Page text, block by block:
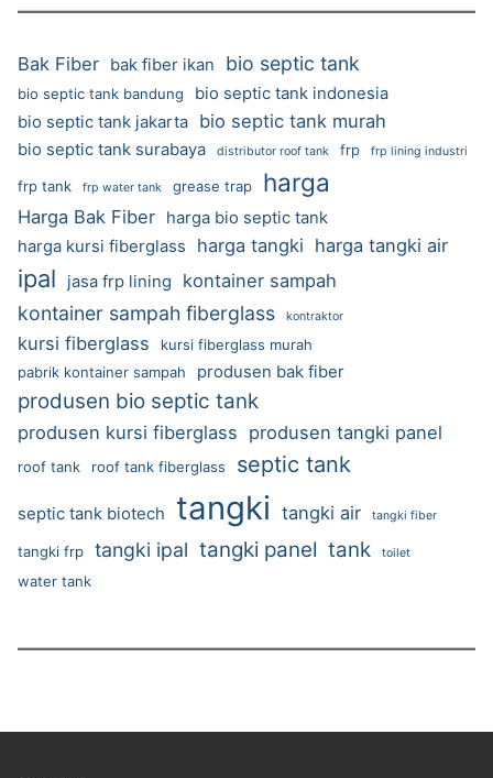
Bak Fiber bak fiber ikan bio septic tank
bio septic tank bandung
bio septic tank indonesia
bio septic tank jakarta
bio septic tank murah
bio septic tank surabaya distributor roof tank frp frp lining industri
frp tank frp water tank grease trap harga
Harga Bak Fiber
harga bio septic tank
harga kursi fiberglass
harga tangki harga tangki air
ipal jasa frp lining kontainer sampah
kontainer sampah fiberglass kontraktor
kursi fiberglass
kursi fiberglass murah
pabrik kontainer sampah
produsen bak fiber
produsen bio septic tank
produsen kursi fiberglass produsen tangki panel
roof tank roof tank fiberglass septic tank
septic tank biotech tangki tangki air tangki fiber
tangki frp tangki ipal tangki panel tank toilet
water tank